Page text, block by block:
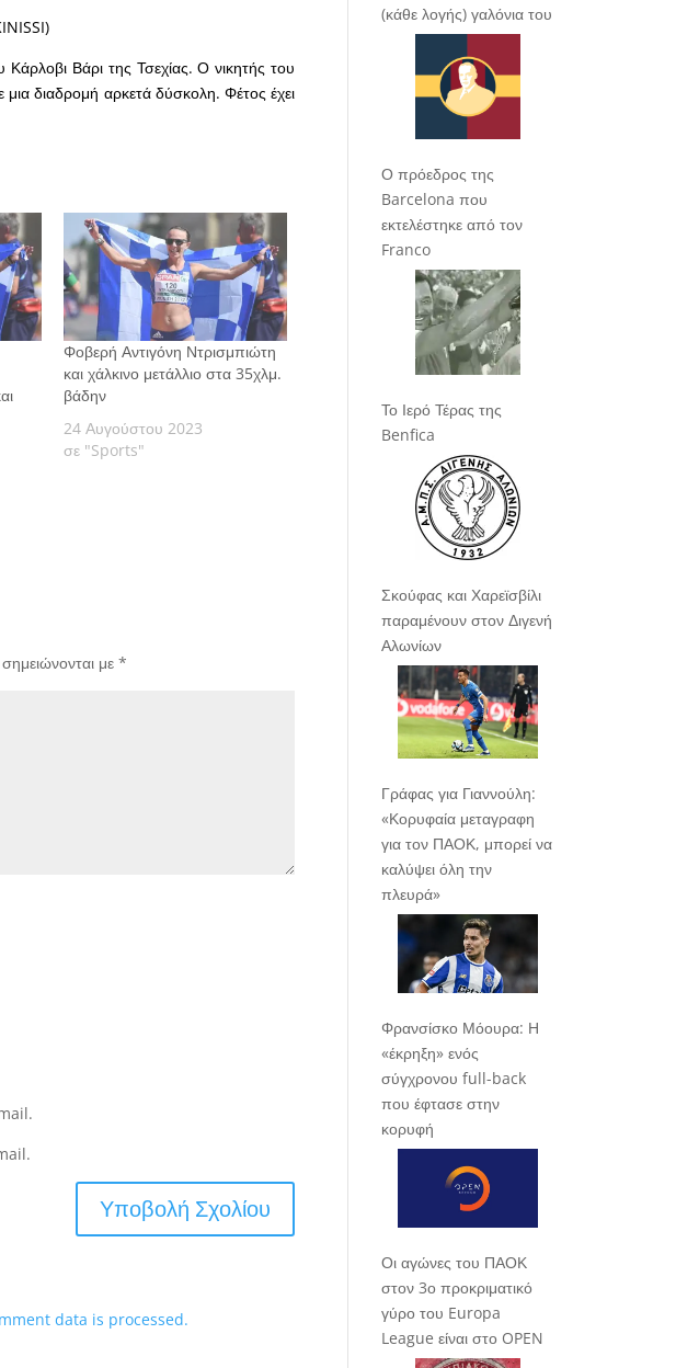
Βάρι της Τσεχίας. Ο νικητής του
διαδρομή αρκετά δύσκολη. Φέτος έχει
Φοβερή Αντιγόνη Ντρισμπιώτη
και χάλκινο μετάλλιο στα 35χλμ.
βάδην
24 Αυγούστου 2023
σε "Sports"
με *
data is processed.
(κάθε λογής) γαλόνια του
Ο πρόεδρος της
Barcelona που
εκτελέστηκε από τον
Franco
Το Ιερό Τέρας της
Benfica
Σκούφας και Χαρεϊσβίλι
παραμένουν στον Διγενή
Αλωνίων
Γράφας για Γιαννούλη:
«Κορυφαία μεταγραφη
για τον ΠΑΟΚ, μπορεί να
καλύψει όλη την
πλευρά»
Φρανσίσκο Μόουρα: Η
«έκρηξη» ενός
σύγχρονου full-back
που έφτασε στην
κορυφή
Οι αγώνες του ΠΑΟΚ
στον 3ο προκριματικό
γύρο του Europa
League είναι στο OPEN